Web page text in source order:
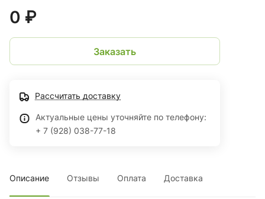
ранних стадиях созревания; отличается ярко-красным
окрасом с полосками по всей поверхности плода с
чечевичками по форме напоминающую звезды, которые
придают дополнительный блеск кожице. Ранняя окраска
позволяет собирать плоды на должном уровне созревания,
отверстий и риска появления трещин, что позволяет сорту
дней до Delicious cl. B.
0 ₽
Заказать
Рассчитать доставку
Актуальные цены уточняйте по телефону:
+ 7 (928) 038-77-18
Описание Отзывы Оплата Доставка